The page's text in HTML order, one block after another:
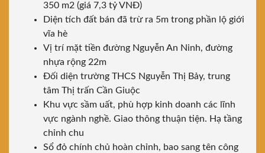
350 m2 (giá 7,3 tỷ VNĐ)
Diện tích đất bán đã trừ ra 5m trong phần lộ giới
vĩa hè
Vị trí mặt tiền đường Nguyễn An Ninh, đường
nhựa rộng 22m
Đối diện trường THCS Nguyễn Thị Bảy, trung
tâm Thị trấn Cần Giuộc
Khu vực sầm uất, phù hợp kinh doanh các lĩnh
vực ngành nghề. Giao thông thuận tiện. Hạ tầng
chỉnh chu
Sổ đỏ chính chủ hoàn chỉnh, bao sang tên công